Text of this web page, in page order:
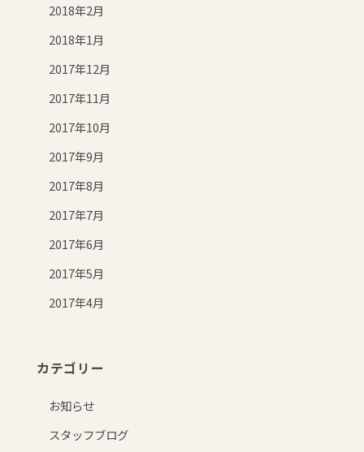
2018年2月
2018年1月
2017年12月
2017年11月
2017年10月
2017年9月
2017年8月
2017年7月
2017年6月
2017年5月
2017年4月
カテゴリー
お知らせ
スタッフブログ